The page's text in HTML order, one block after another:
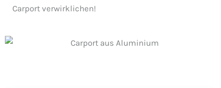
Carport verwirklichen!